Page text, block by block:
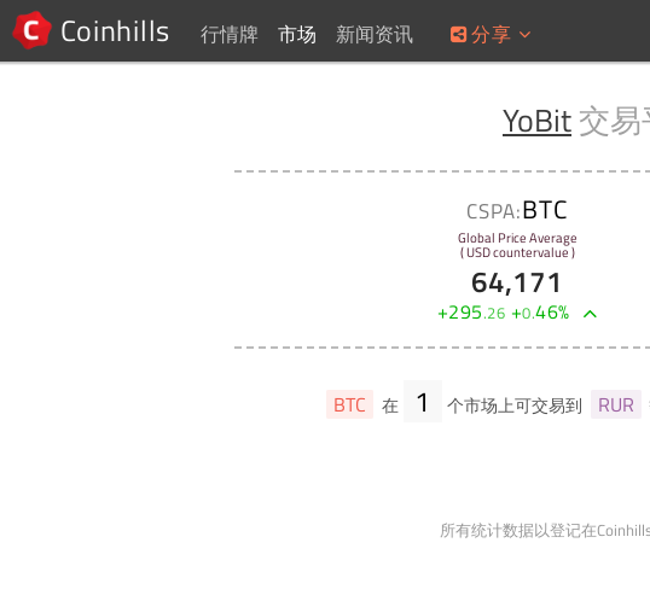
Coinhills 行情牌 市场 新闻资讯 分享
YoBit交
CSPA:BTC
Global Price Average
( USD countervalue )
64,171
+295.26 +0.46%
BTC 在 1 个市场上可交易到 RUR
所有统计数据以登记在